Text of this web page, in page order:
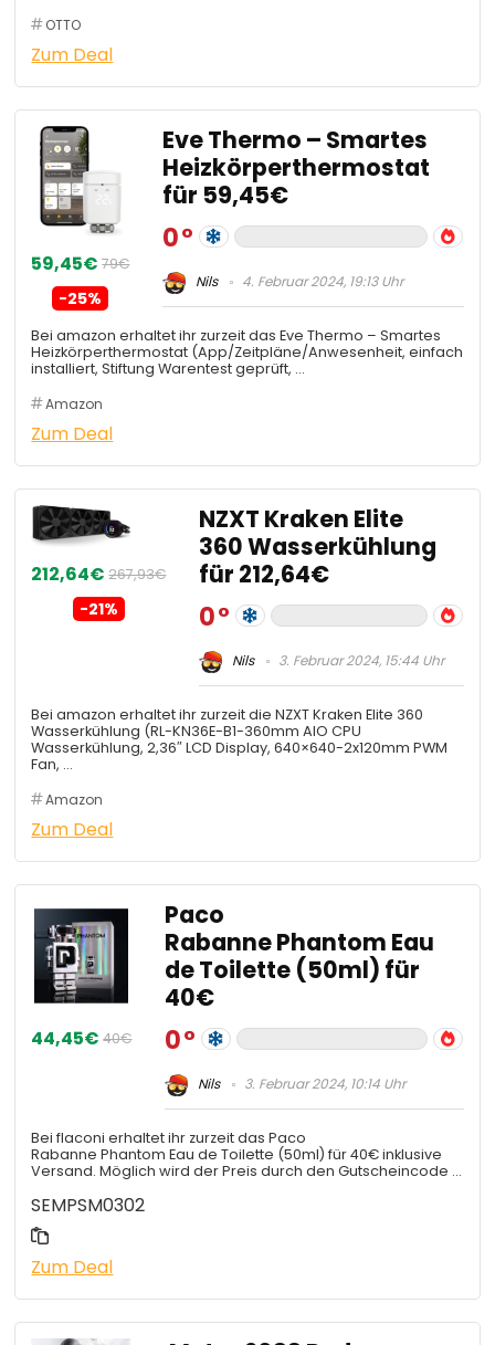
OTTO
Zum Deal
59,45€ 79€
-25%
Eve Thermo – Smartes
Heizkörperthermostat
für 59,45€
0
Nils 4. Februar 2024, 19:13 Uhr
Bei amazon erhaltet ihr zurzeit das Eve Thermo – Smartes
Heizkörperthermostat (App/Zeitpläne/Anwesenheit, einfach
installiert, Stiftung Warentest geprüft, …
Amazon
Zum Deal
212,64€ 267,93€
-21%
NZXT Kraken Elite
360 Wasserkühlung
für 212,64€
0
Nils 3. Februar 2024, 15:44 Uhr
Bei amazon erhaltet ihr zurzeit die NZXT Kraken Elite 360
Wasserkühlung (RL-KN36E-B1-360mm AIO CPU
Wasserkühlung, 2,36″ LCD Display, 640×640-2x120mm PWM
Fan, …
Amazon
Zum Deal
44,45€ 40€
Paco
Rabanne Phantom Eau
de Toilette (50ml) für
40€
0
Nils 3. Februar 2024, 10:14 Uhr
Bei flaconi erhaltet ihr zurzeit das Paco
Rabanne Phantom Eau de Toilette (50ml) für 40€ inklusive
Versand. Möglich wird der Preis durch den Gutscheincode …
SEMPSM0302
Zum Deal